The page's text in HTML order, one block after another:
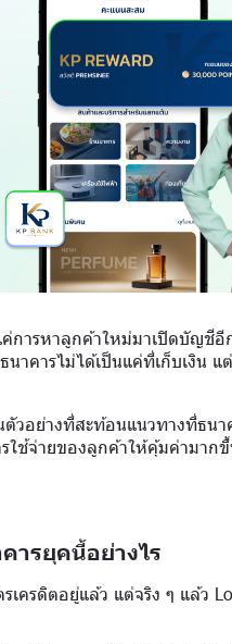
การหาลูกค้าใหม่มาเปิดบัญชีอี
คารไม่ได้เป็นแค่ที่เก็บเงิน แ
ตัวอย่างที่สะท้อนแนวทางที่ธน
ใช้จ่ายของลูกค้าให้คุ้มค่ามา
ารยุคนี้อย่างไร
ครดิตอยู่แล้ว แต่จริง ๆ แล้ว